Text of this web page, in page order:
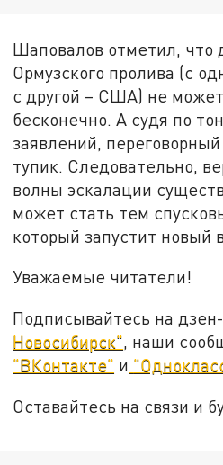
Шаповалов отметил, что
Ормузского пролива (с
с другой – США) не
бесконечно. А судя по
заявлений,
тупик. Следовательно,
волны эскалации
может стать тем
который запустит новый
Уважаемые читатели!
Подписывайтесь на
Новосибирск", наши
"ВКонтакте" и
Оставайтесь на связи и